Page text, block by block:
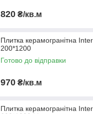
820 ₴/кв.м
Плитка керамогранітна
200*1200
Готово до відправки
970 ₴/кв.м
Плитка керамогранітна